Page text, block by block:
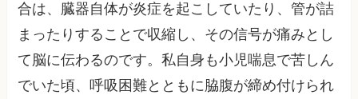
合は、臓器自体が炎症を起こしていたり、管が詰
まったりすることで収縮し、その信号が痛みとし
て脳に伝わるのです。私自身も小児喘息で苦しん
でいた頃、呼吸困難とともに脇腹が締め付けられ